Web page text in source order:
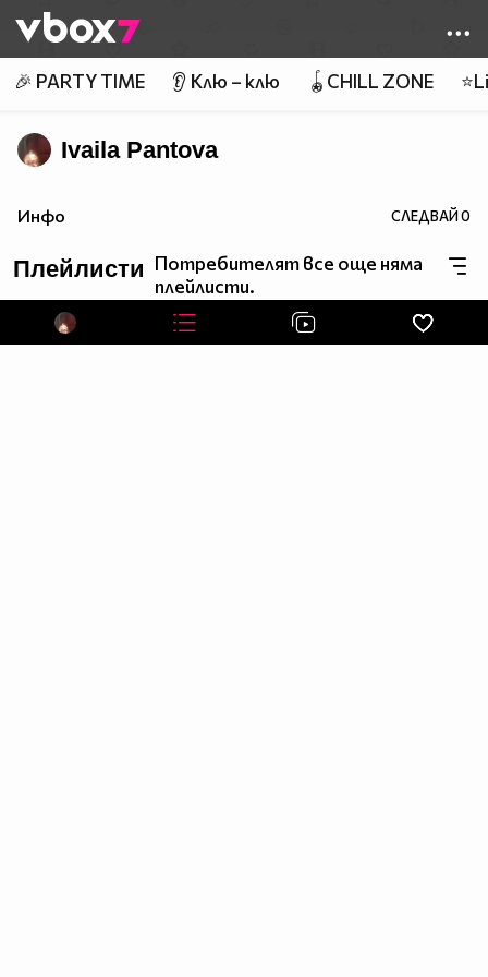
👾
🎉 PARTY TIME 👂 Клю – клю 🪀CHILL ZONE
Ivaila Pantova
Инфо СЛЕДВАЙ0
Плейлисти Потребителят все още няма
плейлисти.